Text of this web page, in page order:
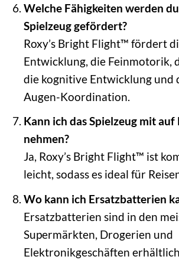
Welche Fähigkeiten werden
Spielzeug gefördert?
Roxy’s Bright Flight™ fördert
Entwicklung, die Feinmotorik,
die kognitive Entwicklung und
Augen-Koordination.
Kann ich das Spielzeug mit auf
nehmen?
Ja, Roxy’s Bright Flight™ ist
leicht, sodass es ideal für
Wo kann ich Ersatzbatterien
Ersatzbatterien sind in den
Supermärkten, Drogerien und
Elektronikgeschäften